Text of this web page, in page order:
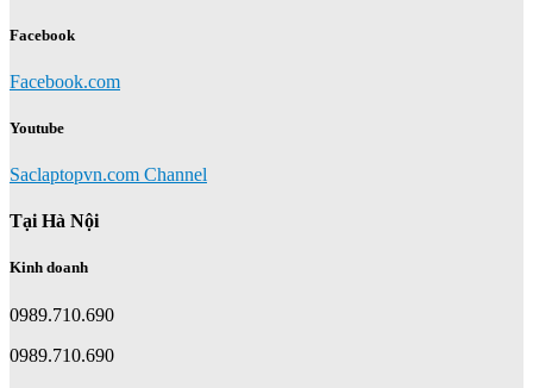
Facebook
Facebook.com
Youtube
Saclaptopvn.com Channel
Tại Hà Nội
Kinh doanh
0989.710.690
0989.710.690